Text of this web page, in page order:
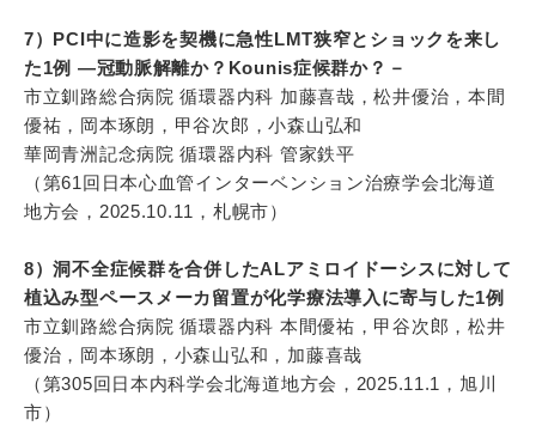
7）PCI中に造影を契機に急性LMT狭窄とショックを来し
た1例 ―冠動脈解離か？Kounis症候群か？－
市立釧路総合病院 循環器内科 加藤喜哉，松井優治，本間
優祐，岡本琢朗，甲谷次郎，小森山弘和
華岡青洲記念病院 循環器内科 管家鉄平
（第61回日本心血管インターベンション治療学会北海道
地方会，2025.10.11，札幌市）
8）洞不全症候群を合併したALアミロイドーシスに対して
植込み型ペースメーカ留置が化学療法導入に寄与した1例
市立釧路総合病院 循環器内科 本間優祐，甲谷次郎，松井
優治，岡本琢朗，小森山弘和，加藤喜哉
（第305回日本内科学会北海道地方会，2025.11.1，旭川
市）